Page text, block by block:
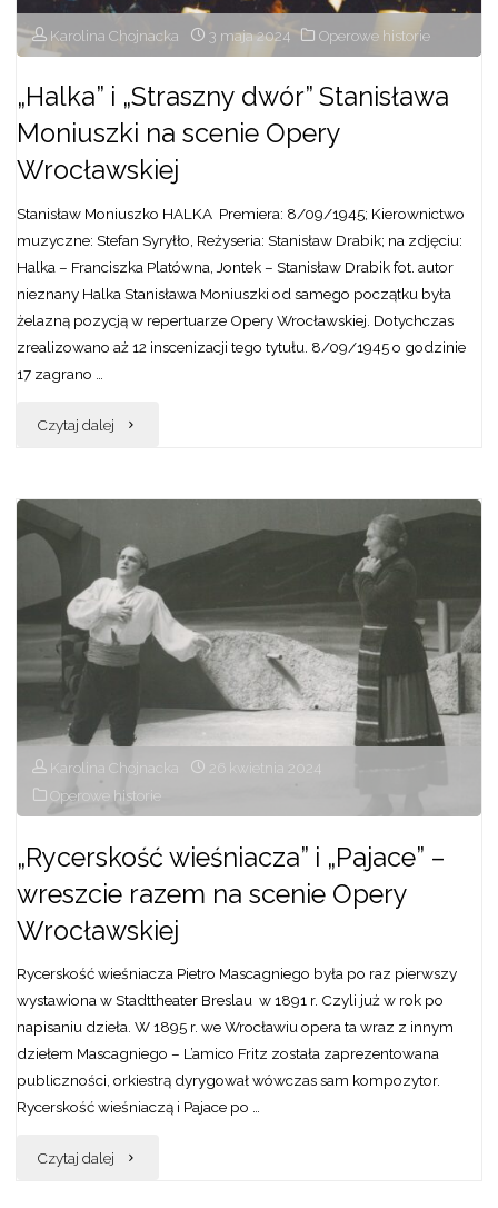
"
Karolina Chojnacka
3 maja 2024 Operowe historie
„Halka” i „Straszny dwór” Stanisława
Moniuszki na scenie Opery
Wrocławskiej
Stanisław Moniuszko HALKA Premiera: 8/09/1945; Kierownictwo
muzyczne: Stefan Syryłło, Reżyseria: Stanisław Drabik; na zdjęciu:
Halka – Franciszka Platówna, Jontek – Stanisław Drabik fot. autor
nieznany Halka Stanisława Moniuszki od samego początku była
żelazną pozycją w repertuarze Opery Wrocławskiej. Dotychczas
zrealizowano aż 12 inscenizacji tego tytułu. 8/09/1945 o godzinie
17 zagrano …
Czytaj dalej "„Halka”
dwór”
Stanisława
Moniuszki
scenie
Opery
Karolina Chojnacka
26 kwietnia 2024
Operowe historie
„Rycerskość wieśniacza” i „Pajace” –
wreszcie razem na scenie Opery
Wrocławskiej
Rycerskość wieśniacza Pietro Mascagniego była po raz pierwszy
wystawiona w Stadttheater Breslau w 1891 r. Czyli już w rok po
napisaniu dzieła. W 1895 r. we Wrocławiu opera ta wraz z innym
dziełem Mascagniego – L’amico Fritz została zaprezentowana
publiczności, orkiestrą dyrygował wówczas sam kompozytor.
Rycerskość wieśniaczą i Pajace po …
Czytaj dalej "„Rycerskość